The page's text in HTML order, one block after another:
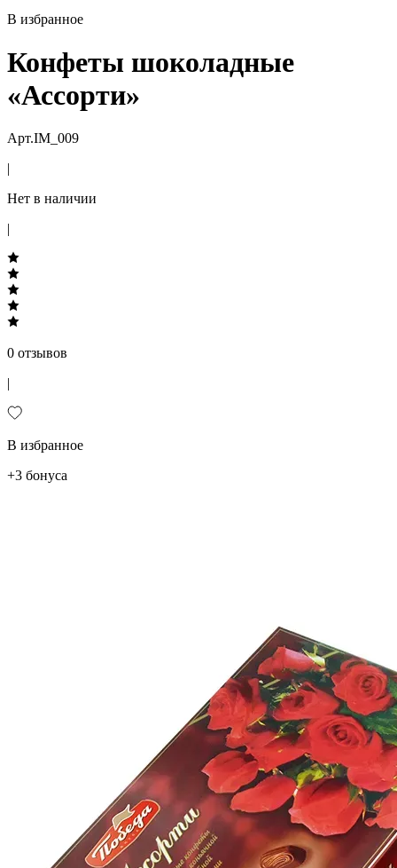
В избранное
Конфеты шоколадные
«Ассорти»
Арт.IM_009
|
Нет в наличии
|
0 отзывов
|
В избранное
+3 бонуса